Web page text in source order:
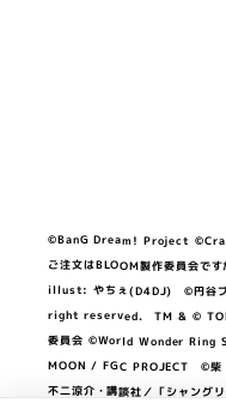
©BanG Dream! Project
ご注文はBLOOM製作委員
illust: やちぇ(D4DJ) ©円谷プ
right reserved. TM & © TOHO
委員会 ©World Wonder Ring
MOON / FGC PROJECT ©柴
不二涼介・講談社／「シャング